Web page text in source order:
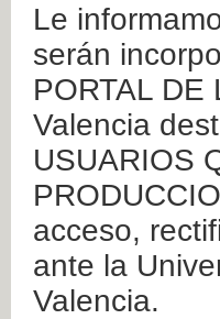
Le
serán
PORTAL DE
Valencia
USUARIOS
acceso,
ante la
Valencia.